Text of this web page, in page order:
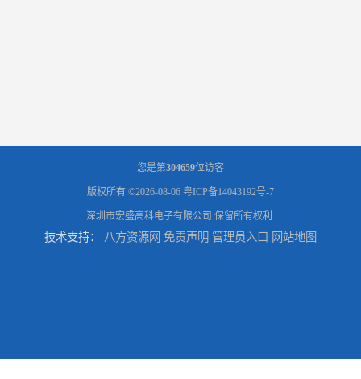
您是第304659位访客
版权所有 ©2026-08-06 粤ICP备14043192号-7
深圳市宏盛高科电子有限公司 保留所有权利.
技术支持： 八方资源网 免责声明 管理员入口 网站地图